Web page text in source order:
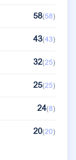
58(58)
43(43)
32(25)
25(25)
24(8)
20(20)